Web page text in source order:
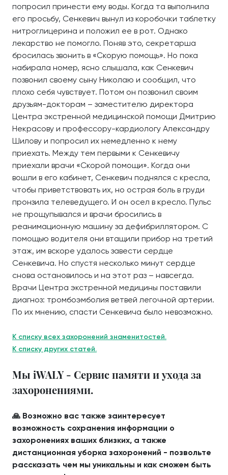
попросил принести ему воды. Когда та выполнила
его просьбу, Сенкевич вынул из коробочки таблетку
нитроглицерина и положил ее в рот. Однако
лекарство не помогло. Поняв это, секретарша
бросилась звонить в «Скорую помощь». Но пока
набирала номер, ясно слышала, как Сенкевич
позвонил своему сыну Николаю и сообщил, что
плохо себя чувствует. Потом он позвонил своим
друзьям-докторам – заместителю директора
Центра экстренной медицинской помощи Дмитрию
Некрасову и профессору-кардиологу Александру
Шилову и попросил их немедленно к нему
приехать. Между тем первыми к Сенкевичу
приехали врачи «Скорой помощи». Когда они
вошли в его кабинет, Сенкевич поднялся с кресла,
чтобы приветствовать их, но острая боль в груди
пронзила телеведущего. И он осел в кресло. Пульс
не прощупывался и врачи бросились в
реанимационную машину за дефибриллятором. С
помощью водителя они втащили прибор на третий
этаж, им вскоре удалось завести сердце
Сенкевича. Но спустя несколько минут сердце
снова остановилось и на этот раз – навсегда.
Врачи Центра экстренной медицины поставили
диагноз: тромбоэмболия ветвей легочной артерии.
По их мнению, спасти Сенкевича было невозможно.
К списку всех захоронений знаменитостей.
К списку других статей.
Мы iWALY - Сервис памяти и ухода за
захоронениями.
🙏 Возможно вас также заинтересует
возможность сохранения информации о
захоронениях ваших близких, а также
дистанционная уборка захоронений - позвольте
рассказать чем мы уникальны и как сможем быть